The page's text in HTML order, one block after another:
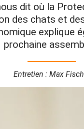
dit où la
des chats et
explique
prochaine
Entretien : Max